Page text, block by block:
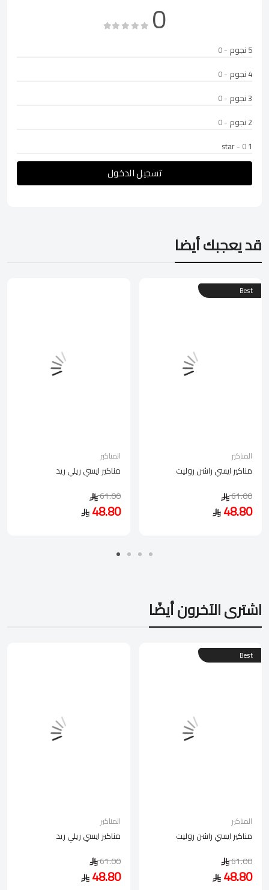
0
5 نجوم
- 0
4 نجوم
- 0
3 نجوم
- 0
2 نجوم
- 0
1 star
- 0
تسجيل الدخول
قد يعجبك أيضا
المناكير
مناكير ايسي ريلي ريد
61.00
48.80
Best
المناكير
مناكير ايسي راشن روليت
61.00
48.80
اشترى الآخرون أيضًا
المناكير
مناكير ايسي ريلي ريد
61.00
48.80
Best
المناكير
مناكير ايسي راشن روليت
61.00
48.80